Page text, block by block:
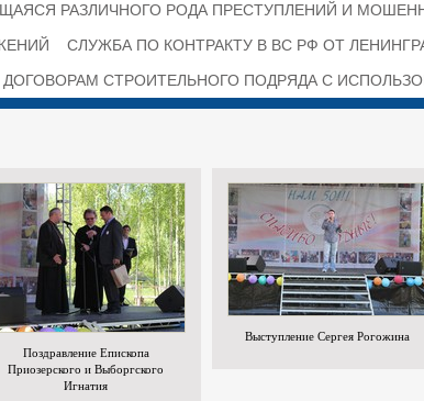
РАЗЛИЧНОГО РОДА ПРЕСТУПЛЕНИЙ И
СЛУЖБА ПО КОНТРАКТУ В ВС РФ ОТ
СТРОИТЕЛЬНОГО ПОДРЯДА С
Поздравление Епископа
Приозерского и Выборгского
Игнатия
Выступление Сергея Рогожина